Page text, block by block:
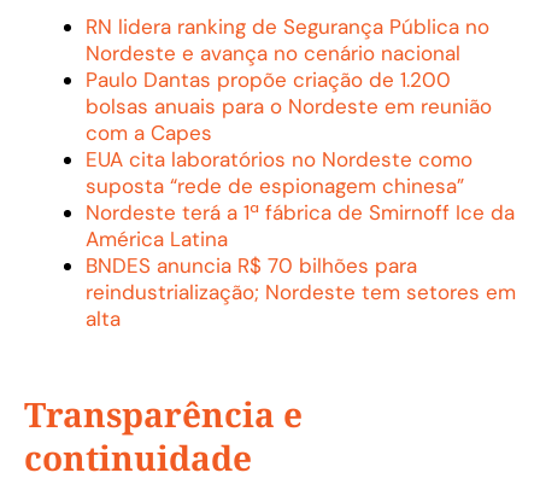
RN lidera ranking de Segurança Pública no
Nordeste e avança no cenário nacional
Paulo Dantas propõe criação de 1.200
bolsas anuais para o Nordeste em reunião
com a Capes
EUA cita laboratórios no Nordeste como
suposta “rede de espionagem chinesa”
Nordeste terá a 1ª fábrica de Smirnoff Ice da
América Latina
BNDES anuncia R$ 70 bilhões para
reindustrialização; Nordeste tem setores em
alta
Transparência e
continuidade